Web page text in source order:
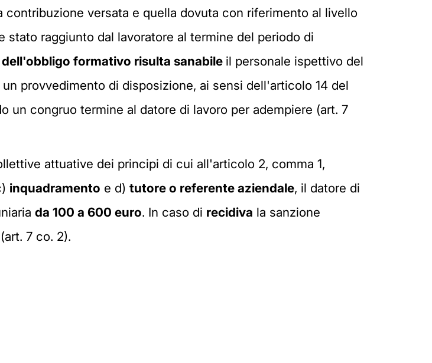
versata e quella dovuta con riferimento al livello
raggiunto dal lavoratore al termine del periodo di
formativo risulta sanabile il personale ispettivo del
provvedimento di disposizione, ai sensi dell'articolo 14 del
un congruo termine al datore di lavoro per adempiere (art. 7
attuative dei principi di cui all'articolo 2, comma 1,
inquadramento e d) tutore o referente aziendale, il datore di
da 100 a 600 euro. In caso di recidiva la sanzione
(art. 7 co. 2).